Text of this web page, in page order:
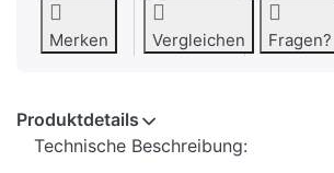
Merken Vergleichen Fragen?
Produktdetails
Technische Beschreibung: